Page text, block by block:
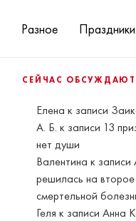
Разное Праздники
СЕЙЧАС ОБСУЖДАЮТ
Елена к записи
А. Б. к записи 13
нет души
Валентина к записи
решилась на
смертельной
Геля к записиАнна